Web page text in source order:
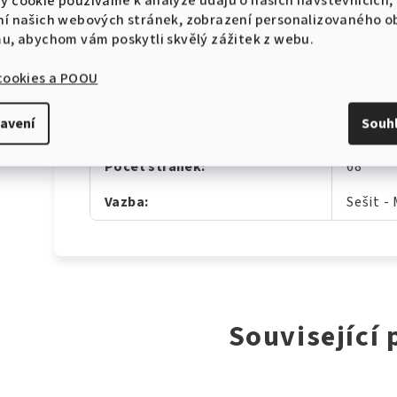
našich webových stránek, zobrazení personalizovaného
abychom vám poskytli skvělý zážitek z webu.
a POOU
Obsazení:
Solo
Počet stránek:
68
Vazba: Sešit -
Související
10 % sleva na první objednávku!
Zásady zpracování osobních údajů